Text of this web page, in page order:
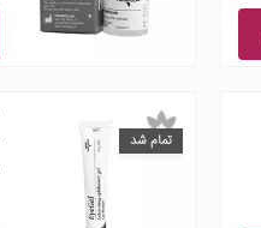
تمام شد